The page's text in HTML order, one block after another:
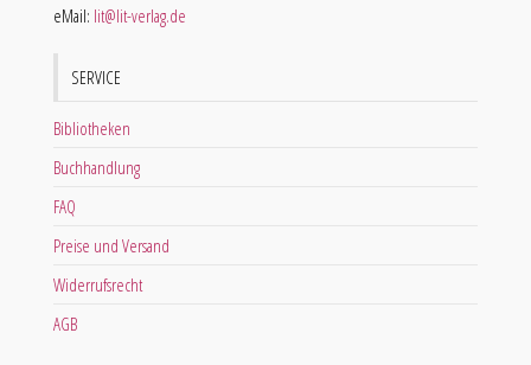
eMail: lit@lit-verlag.de
SERVICE
Bibliotheken
Buchhandlung
FAQ
Preise und Versand
Widerrufsrecht
AGB